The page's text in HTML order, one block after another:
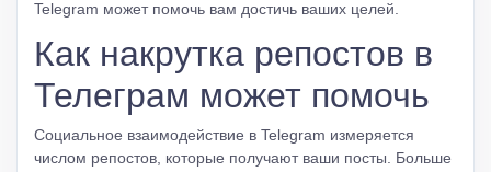
Telegram может помочь вам достичь ваших целей.
Как накрутка репостов в
Телеграм может помочь
Социальное взаимодействие в Telegram измеряется
числом репостов, которые получают ваши посты. Больше